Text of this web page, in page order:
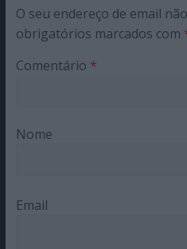
O seu endereço de email
obrigatórios marcados com
Comentário *
Nome
Email